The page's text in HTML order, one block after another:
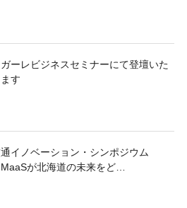
ガーレビジネスセミナーにて登壇いた
ます
イノベーション・シンポジウム
MaaSが北海道の未来をど…